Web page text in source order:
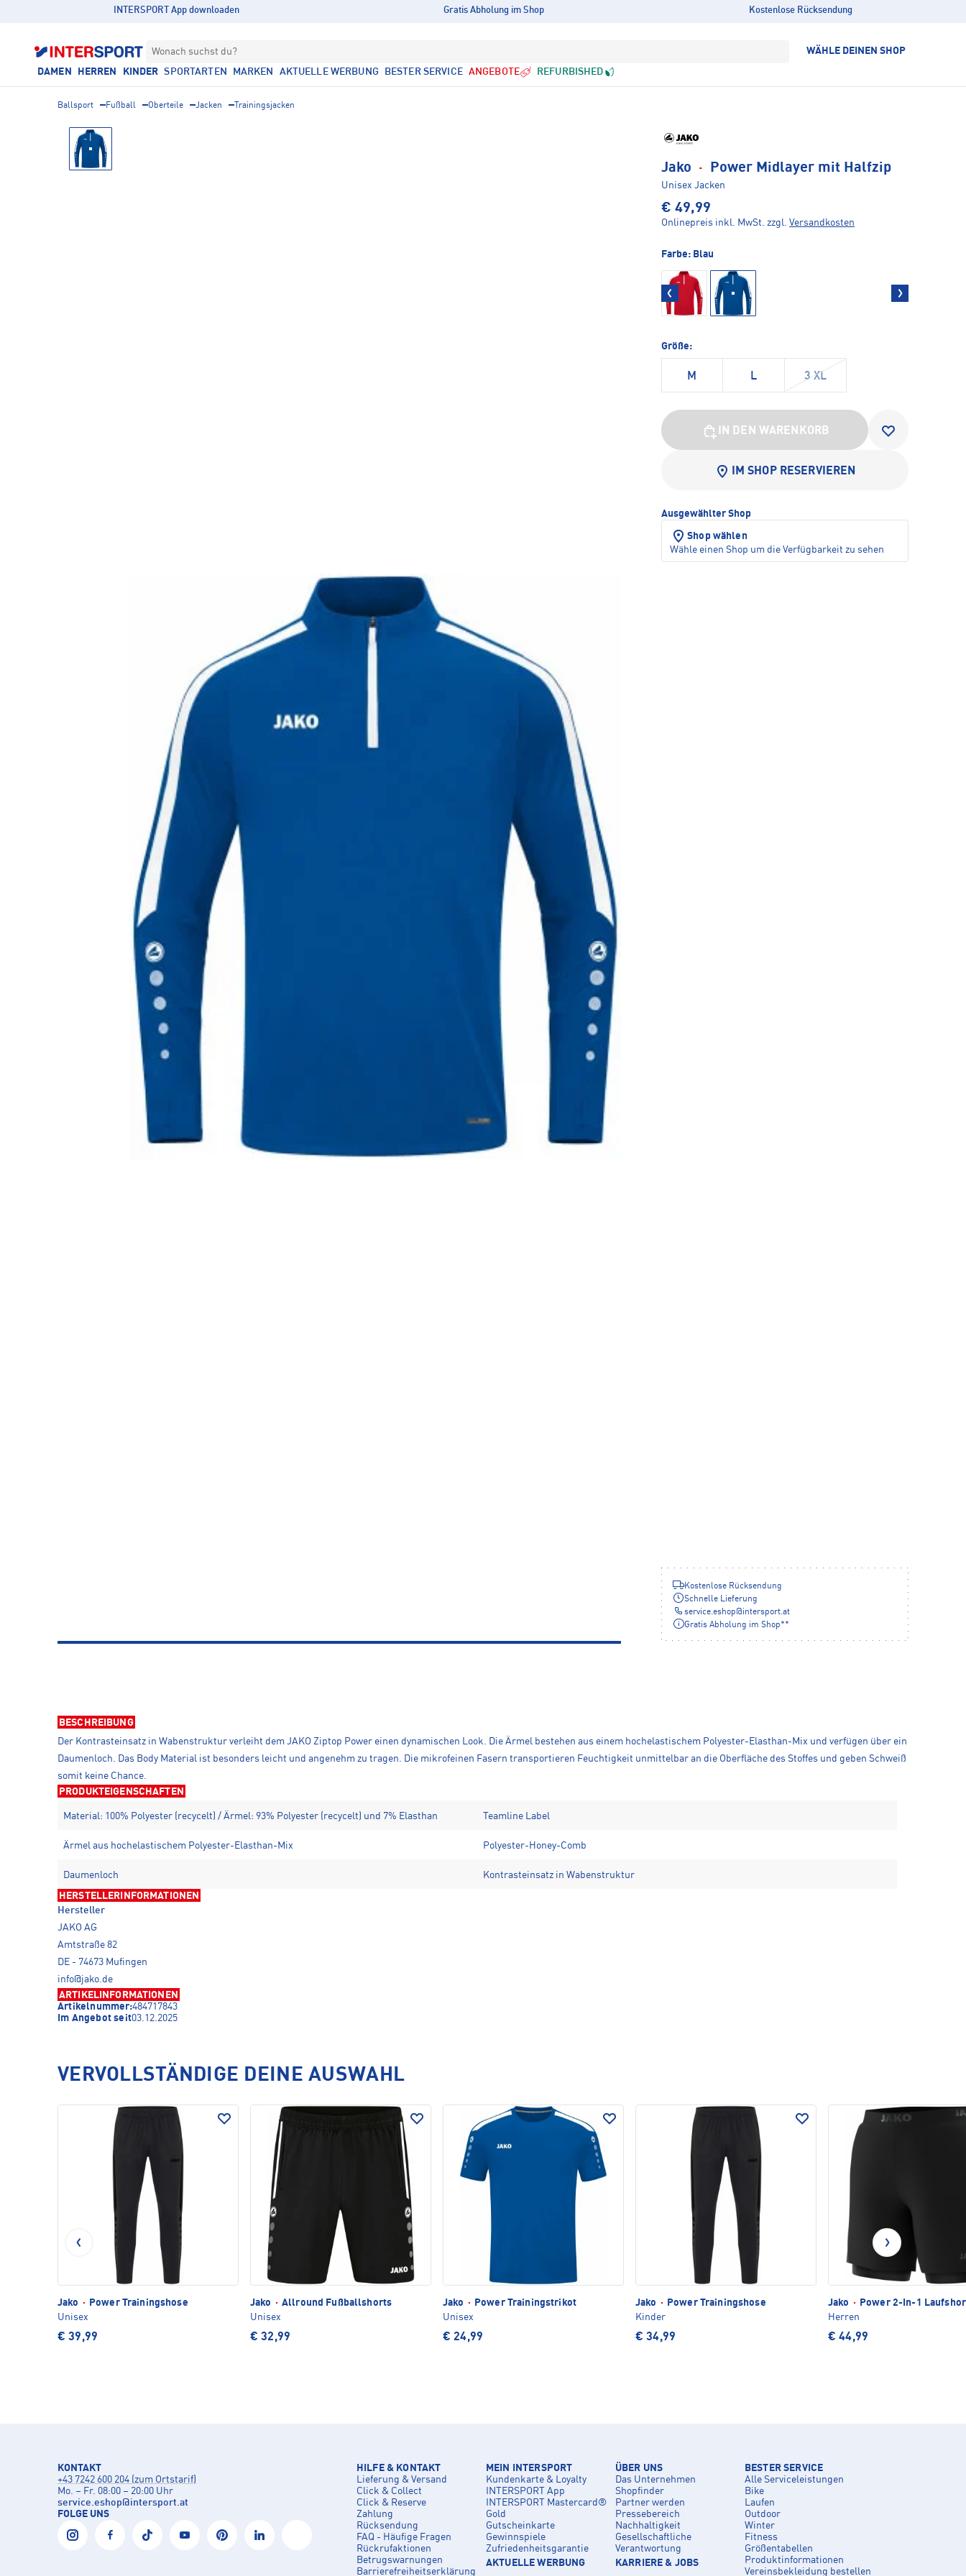
INTERSPORT App downloaden Gratis Abholung im Shop Kostenlose Rücksendung
Wonach suchst du? WÄHLE DEINEN SHOP
DAMEN HERREN KINDER SPORTARTEN MARKEN AKTUELLE WERBUNG BESTER SERVICE ANGEBOTE REFURBISHED
Ballsport Fußball Oberteile Jacken Trainingsjacken
Jako · Power Midlayer mit Halfzip
Unisex Jacken
€ 49,99
Onlinepreis inkl. MwSt. zzgl. Versandkosten
Farbe: Blau
Größe:
M L 3 XL
IN DEN WARENKORB
IM SHOP RESERVIEREN
Ausgewählter Shop
Shop wählen
Wähle einen Shop um die Verfügbarkeit zu sehen
Kostenlose Rücksendung
Schnelle Lieferung
service.eshop@intersport.at
Gratis Abholung im Shop**
BESCHREIBUNG
Der Kontrasteinsatz in Wabenstruktur verleiht dem JAKO Ziptop Power einen dynamischen Look. Die Ärmel bestehen aus einem hochelastischem Polyester-Elasthan-Mix und verfügen über ein
Daumenloch. Das Body Material ist besonders leicht und angenehm zu tragen. Die mikrofeinen Fasern transportieren Feuchtigkeit unmittelbar an die Oberfläche des Stoffes und geben Schweiß
somit keine Chance.
PRODUKTEIGENSCHAFTEN
Material: 100% Polyester (recycelt) / Ärmel: 93% Polyester (recycelt) und 7% Elasthan Teamline Label
Ärmel aus hochelastischem Polyester-Elasthan-Mix Polyester-Honey-Comb
Daumenloch Kontrasteinsatz in Wabenstruktur
HERSTELLERINFORMATIONEN
Hersteller
JAKO AG
Amtstraße 82
DE - 74673 Mufingen
info@jako.de
ARTIKELINFORMATIONEN
Artikelnummer:484717843
Im Angebot seit03.12.2025
VERVOLLSTÄNDIGE DEINE AUSWAHL
Jako ·
Power Trainingshose
Unisex
€ 39,99
Jako · Allround Fußballshorts
Unisex
€ 32,99
Jako ·
Power Trainingstrikot
Unisex
€ 24,99
Jako ·
Power Trainingshose
Kinder
€ 34,99
Jako ·
Power 2-In-1
Herren
€ 44,99
KONTAKT
+43 7242 600 204 (zum Ortstarif)
Mo. – Fr. 08:00 – 20:00 Uhr
service.eshop@intersport.at
FOLGE UNS
HILFE & KONTAKT
Lieferung & Versand
Click & Collect
Click & Reserve
Zahlung
Rücksendung
FAQ - Häufige Fragen
Rückrufaktionen
Betrugswarnungen
Barrierefreiheitserklärung
MEIN INTERSPORT
Kundenkarte & Loyalty
INTERSPORT App
INTERSPORT Mastercard®
Gold
Gutscheinkarte
Gewinnspiele
Zufriedenheitsgarantie
AKTUELLE WERBUNG
ÜBER UNS
Das Unternehmen
Shopfinder
Partner werden
Pressebereich
Nachhaltigkeit
Gesellschaftliche
Verantwortung
KARRIERE & JOBS
BESTER SERVICE
Alle Serviceleistungen
Bike
Laufen
Outdoor
Winter
Fitness
Größentabellen
Produktinformationen
Vereinsbekleidung bestellen